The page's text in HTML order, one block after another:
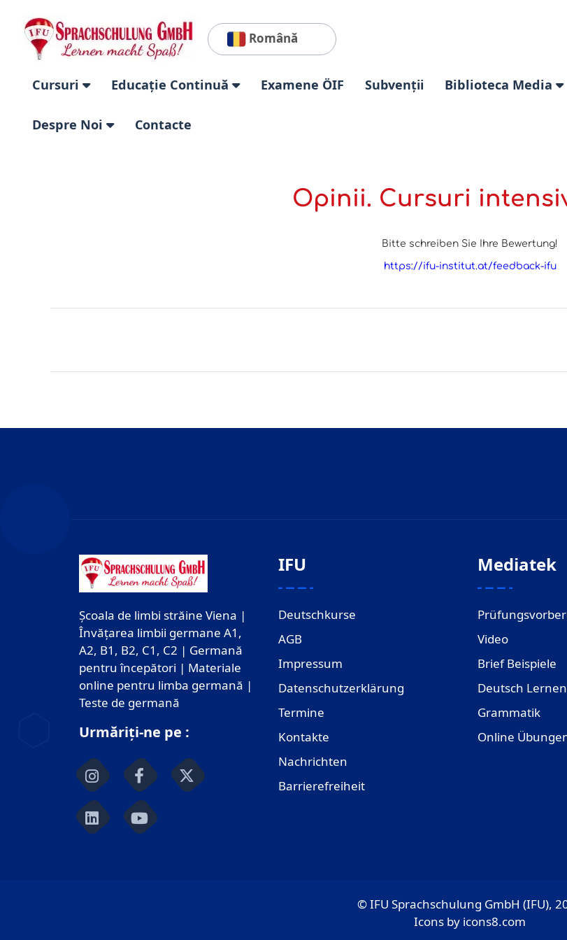
Română
Cursuri Educație Continuă Examene ÖIF Subvenții Biblioteca Media
Despre Noi Contacte
Opinii. Cursuri
Bitte schreiben Sie Ihre Bewertung!
https://ifu-institut.at/feedback-ifu
Școala de limbi străine Viena |
Învățarea limbii germane A1,
A2, B1, B2, C1, C2 | Germană
pentru începători | Materiale
online pentru limba germană |
Teste de germană
Urmăriți-ne pe :
IFU
Deutschkurse
AGB
Impressum
Datenschutzerklärung
Termine
Kontakte
Nachrichten
Barrierefreiheit
Mediatek
Video
Brief Beispiele
Deutsch
Grammatik
Online
© IFU Sprachschulung GmbH (IFU),
Icons by icons8.com